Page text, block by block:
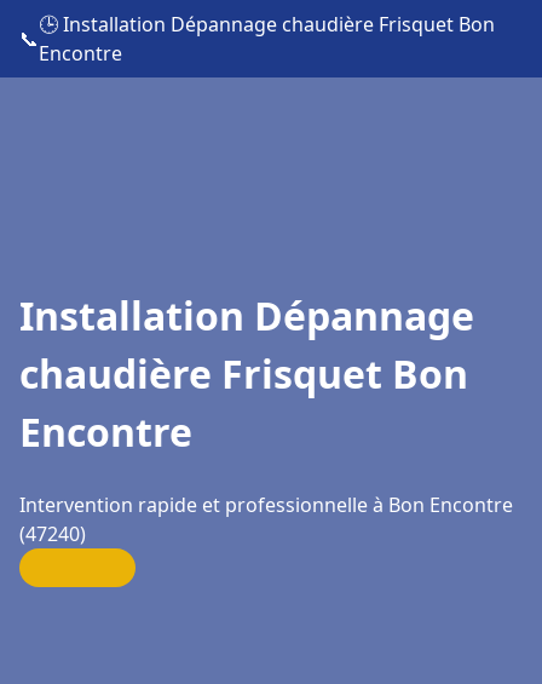
📞
🕒 Installation Dépannage chaudière Frisquet Bon
Encontre
Installation Dépannage
chaudière Frisquet Bon
Encontre
Intervention rapide et professionnelle à Bon Encontre
(47240)